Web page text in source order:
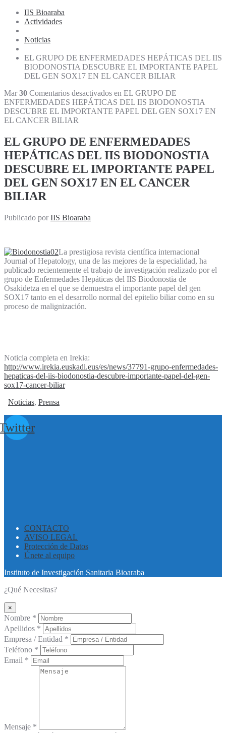
IIS Bioaraba
Actividades
Noticias
EL GRUPO DE ENFERMEDADES HEPÁTICAS DEL IIS
BIODONOSTIA DESCUBRE EL IMPORTANTE PAPEL
DEL GEN SOX17 EN EL CANCER BILIAR
Mar30 Comentarios desactivados en EL GRUPO DE
ENFERMEDADES HEPÁTICAS DEL IIS BIODONOSTIA
DESCUBRE EL IMPORTANTE PAPEL DEL GEN SOX17 EN
EL CANCER BILIAR
EL GRUPO DE ENFERMEDADES
HEPÁTICAS DEL IIS BIODONOSTIA
DESCUBRE EL IMPORTANTE PAPEL
DEL GEN SOX17 EN EL CANCER
BILIAR
Publicado porIIS Bioaraba
La prestigiosa revista científica internacional
Journal of Hepatology, una de las mejores de la especialidad, ha
publicado recientemente el trabajo de investigación realizado por el
grupo de Enfermedades Hepáticas del IIS Biodonostia de
Osakidetza en el que se demuestra el importante papel del gen
SOX17 tanto en el desarrollo normal del epitelio biliar como en su
proceso de malignización.
Noticia completa en Irekia:
http://www.irekia.euskadi.eus/es/news/37791-grupo-enfermedades-
hepaticas-del-iis-biodonostia-descubre-importante-papel-del-gen-
sox17-cancer-biliar
Noticias, Prensa
CONTACTO
AVISO LEGAL
Protección de Datos
Únete al equipo
Instituto de Investigación Sanitaria Bioaraba
¿Qué Necesitas?
×
Nombre *
Apellidos *
Empresa / Entidad *
Teléfono *
Email *
Mensaje *